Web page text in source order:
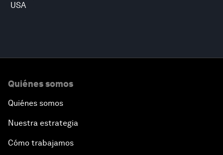
USA
Quiénes somos
Quiénes somos
Nuestra estrategia
Cómo trabajamos